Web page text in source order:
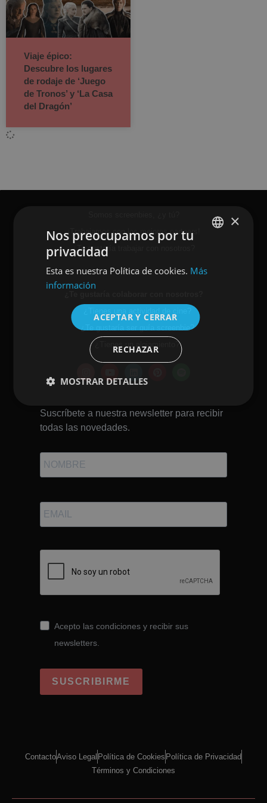
Viaje épico:
Descubre los lugares
de rodaje de ‘Juego
de Tronos’ y ‘La Casa
del Dragón’
¡Trabajamos con los mejores partners!
¿Te gustaría trabajar con nosotros?
Prensa
¿Te gustaría ser guía screenbie?
¿Tienes un alojamiento?
Suscríbete a nuestra newsletter para recibir
todas las novedades.
Acepto las condiciones y recibir sus
newsletters.
SUSCRIBIRME
ContactoAviso Legal Política de Cookies Política de Privacidad
Términos y Condiciones
ENGLISH
×
Nos preocupamos por tu
privacidad
Esta es nuestra Política de cookies. Más
información
ACEPTAR Y CERRAR
RECHAZAR
MOSTRAR DETALLES